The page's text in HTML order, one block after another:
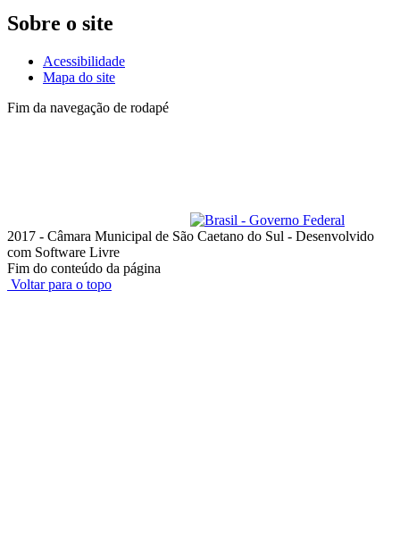
Sobre o site
Acessibilidade
Mapa do site
Fim da navegação de rodapé
2017 - Câmara Municipal de São Caetano do Sul - Desenvolvido
com Software Livre
Fim do conteúdo da página
Voltar para o topo